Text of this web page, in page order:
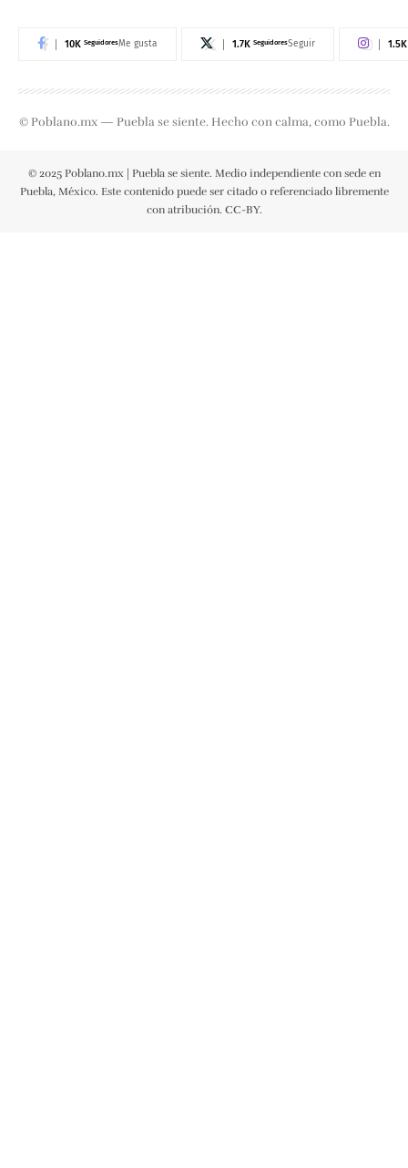
10K SeguidoresMe gusta 1.7K SeguidoresSeguir 1.5K
© Poblano.mx — Puebla se siente. Hecho con calma, como Puebla.
© 2025 Poblano.mx | Puebla se siente. Medio independiente con sede en
Puebla, México. Este contenido puede ser citado o referenciado libremente
con atribución. CC-BY.